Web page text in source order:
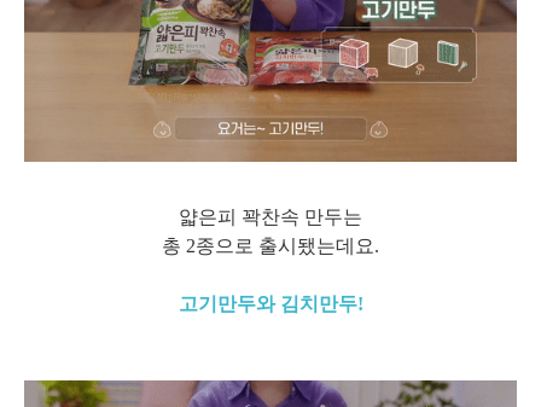
얇은피 꽉찬속 만두는
총 2종으로 출시됐는데요.
고기만두와 김치만두!